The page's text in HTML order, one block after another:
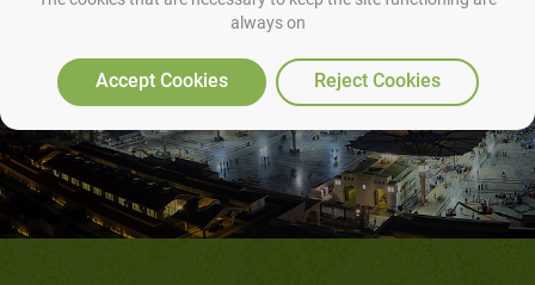
always on
Accept Cookies Reject Cookies
穆斯林怎样认识’尔萨’圣人？‬